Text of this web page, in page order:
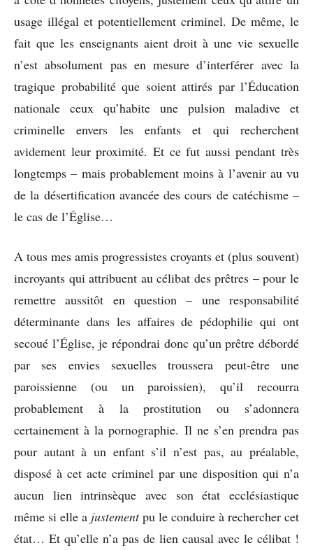
usage illégal et potentiellement criminel. De même, le
fait que les enseignants aient droit à une vie sexuelle
n’est absolument pas en mesure d’interférer avec la
tragique probabilité que soient attirés par l’Éducation
nationale ceux qu’habite une pulsion maladive et
criminelle envers les enfants et qui recherchent
avidement leur proximité. Et ce fut aussi pendant très
longtemps – mais probablement moins à l’avenir au vu
de la désertification avancée des cours de catéchisme –
le cas de l’Église…
A tous mes amis progressistes croyants et (plus souvent)
incroyants qui attribuent au célibat des prêtres – pour le
remettre aussitôt en question – une responsabilité
déterminante dans les affaires de pédophilie qui ont
secoué l’Église, je répondrai donc qu’un prêtre débordé
par ses envies sexuelles troussera peut-être une
paroissienne (ou un paroissien), qu’il recourra
probablement à la prostitution ou s’adonnera
certainement à la pornographie. Il ne s’en prendra pas
pour autant à un enfant s’il n’est pas, au préalable,
disposé à cet acte criminel par une disposition qui n’a
aucun lien intrinsèque avec son état ecclésiastique
même si elle a justementpu le conduire à rechercher cet
état… Et qu’elle n’a pas de lien causal avec le célibat !